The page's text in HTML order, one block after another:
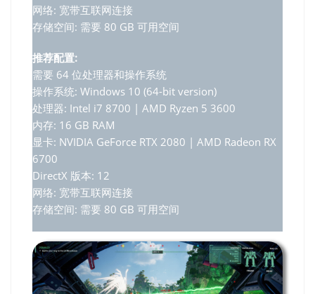
网络: 宽带互联网连接
存储空间: 需要 80 GB 可用空间
推荐配置:
需要 64 位处理器和操作系统
操作系统: Windows 10 (64-bit version)
处理器: Intel i7 8700 | AMD Ryzen 5 3600
内存: 16 GB RAM
显卡: NVIDIA GeForce RTX 2080 | AMD Radeon RX
6700
DirectX 版本: 12
网络: 宽带互联网连接
存储空间: 需要 80 GB 可用空间